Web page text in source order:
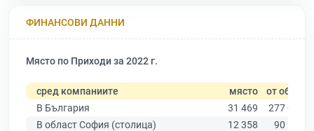
ФИНАНСОВИ ДАННИ
Място по Приходи за 2022 г.
сред компаниите място от общо
В България
31 469
277 019
В област София (столица)
12 358
90 178